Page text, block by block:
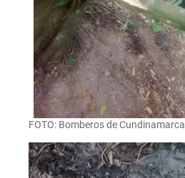
FOTO: Bomberos de Cundinamarca